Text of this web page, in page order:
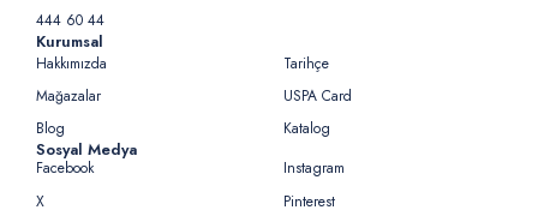
444 60 44
Kurumsal
Hakkımızda
Tarihçe
Mağazalar
USPA Card
Blog
Katalog
Sosyal Medya
Facebook
Instagram
X
Pinterest